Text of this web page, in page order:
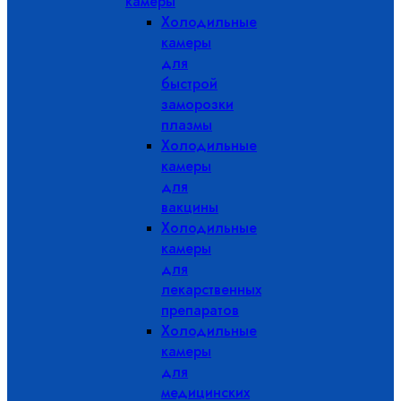
Холодильные
камеры
для
быстрой
заморозки
плазмы
Холодильные
камеры
для
вакцины
Холодильные
камеры
для
лекарственных
препаратов
Холодильные
камеры
для
медицинских